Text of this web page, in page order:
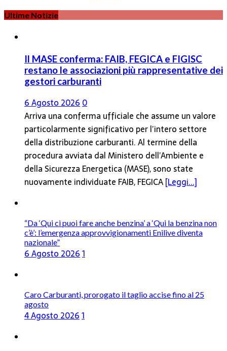
Ultime Notizie
Il MASE conferma: FAIB, FEGICA e FIGISC
restano le associazioni più rappresentative dei
gestori carburanti
6 Agosto 20260
Arriva una conferma ufficiale che assume un valore
particolarmente significativo per l’intero settore
della distribuzione carburanti. Al termine della
procedura avviata dal Ministero dell’Ambiente e
della Sicurezza Energetica (MASE), sono state
nuovamente individuate FAIB, FEGICA[Leggi...]
“Da ‘Qui ci puoi fare anche benzina’ a ‘Qui la benzina non
c’è’: l’emergenza approvvigionamenti Enilive diventa
nazionale”
6 Agosto 20261
Caro Carburanti, prorogato il taglio accise fino al 25
agosto
4 Agosto 20261